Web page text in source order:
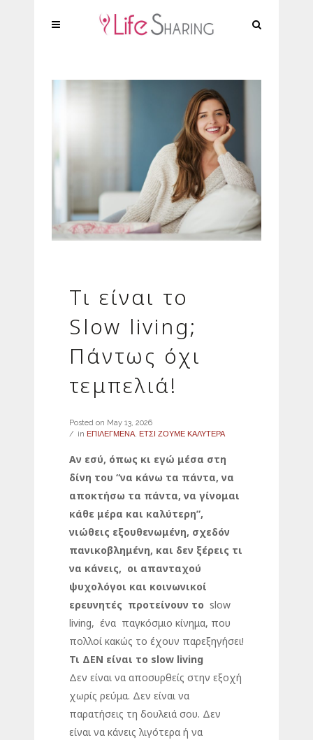
Τι είναι το
Slow living;
Πάντως όχι
τεμπελιά!
Posted on May 13, 2026
in ΕΠΙΛΕΓΜΕΝΑ, ΕΤΣΙ ΖΟΥΜΕ ΚΑΛΥΤΕΡΑ
Αν εσύ, όπως κι εγώ μέσα στη
δίνη του “να κάνω τα πάντα, να
αποκτήσω τα πάντα, να γίνομαι
κάθε μέρα και καλύτερη”,
νιώθεις εξουθενωμένη, σχεδόν
πανικοβλημένη, και δεν ξέρεις τι
να κάνεις, οι απανταχού
ψυχολόγοι και κοινωνικοί
ερευνητές προτείνουν το slow
living, ένα παγκόσμιο κίνημα, που
πολλοί κακώς το έχουν παρεξηγήσει!
Τι ΔΕΝ είναι το slow living
Δεν είναι να αποσυρθείς στην εξοχή
χωρίς ρεύμα. Δεν είναι να
παρατήσεις τη δουλειά σου. Δεν
είναι να κάνεις λιγότερα ή να